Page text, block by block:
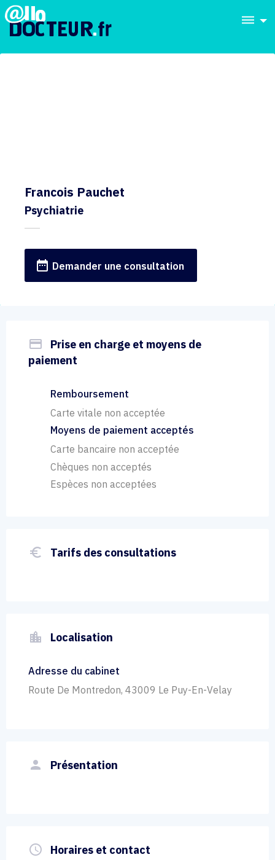
dehaze
Francois Pauchet
Psychiatrie
date_range Demander une consultation
payment
Prise en charge et moyens de
paiement
Remboursement
Carte vitale non acceptée
Moyens de paiement acceptés
Carte bancaire non acceptée
Chèques non acceptés
Espèces non acceptées
euro_symbol Tarifs des consultations
location_city Localisation
Adresse du cabinet
Route De Montredon, 43009 Le Puy-En-Velay
person Présentation
query_builder Horaires et contact